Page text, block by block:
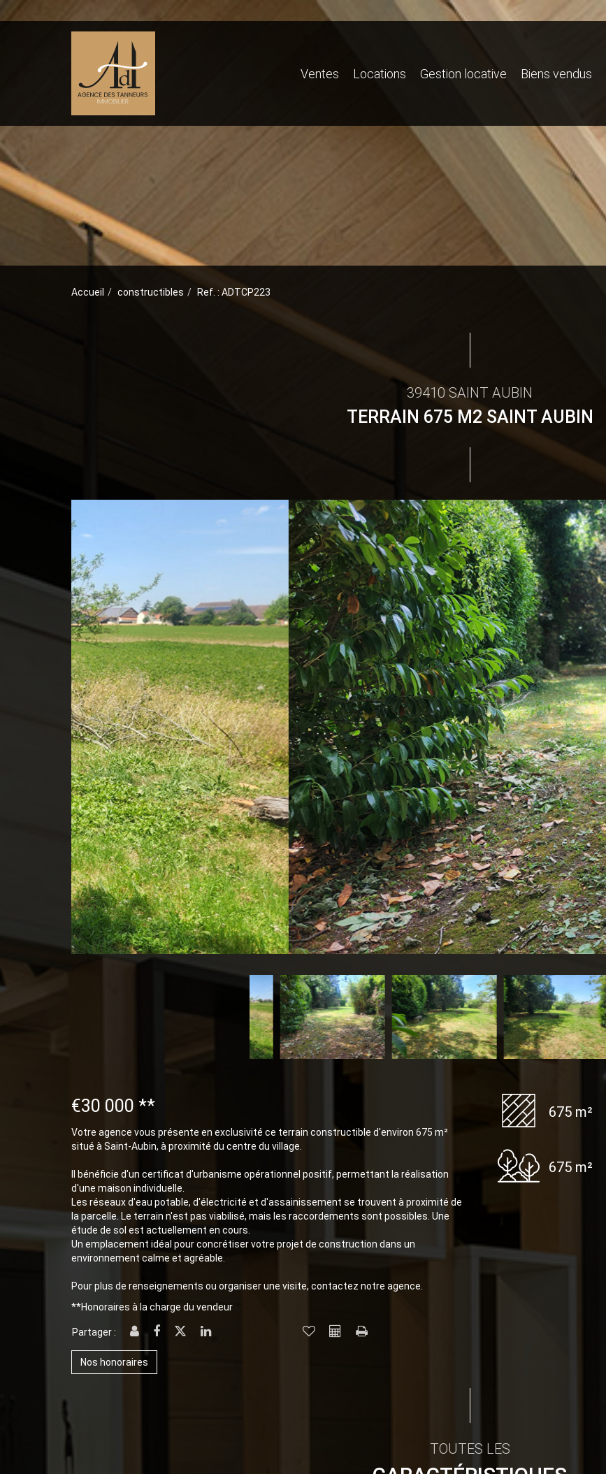
Ventes Locations Gestion locative Biens vendus
Accueil constructibles Ref. : ADTCP223
39410 SAINT AUBIN
TERRAIN 675 M2 SAINT AUBIN
€30 000 **
Votre agence vous présente en exclusivité ce terrain constructible d'environ 675 m²
situé à Saint-Aubin, à proximité du centre du village.
Il bénéficie d'un certificat d'urbanisme opérationnel positif, permettant la réalisation
d'une maison individuelle.
Les réseaux d'eau potable, d'électricité et d'assainissement se trouvent à proximité de
la parcelle. Le terrain n'est pas viabilisé, mais les raccordements sont possibles. Une
étude de sol est actuellement en cours.
Un emplacement idéal pour concrétiser votre projet de construction dans un
environnement calme et agréable.
Pour plus de renseignements ou organiser une visite, contactez notre agence.
**Honoraires à la charge du vendeur
Partager :
Nos honoraires
675 m²
675 m²
TOUTES LES